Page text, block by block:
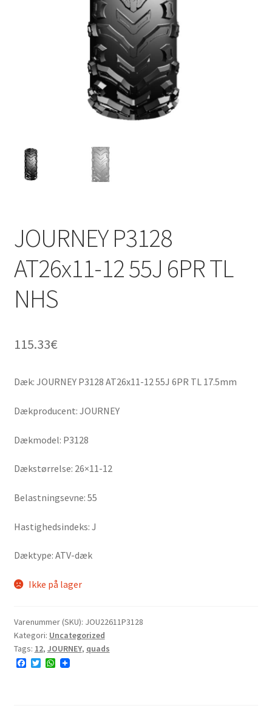
JOURNEY P3128
AT26x11-12 55J 6PR TL
NHS
115.33€
Dæk: JOURNEY P3128 AT26x11-12 55J 6PR TL 17.5mm
Dækproducent: JOURNEY
Dækmodel: P3128
Dækstørrelse: 26×11-12
Belastningsevne: 55
Hastighedsindeks: J
Dæktype: ATV-dæk
Ikke på lager
Varenummer (SKU): JOU22611P3128
Kategori: Uncategorized
Tags: 12, JOURNEY, quads
F
T
W